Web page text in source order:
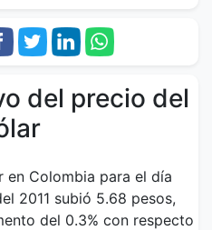
del precio del
Colombia para el día
2011 subió 5.68 pesos,
del 0.3% con respecto